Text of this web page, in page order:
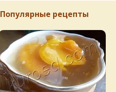
Популярные рецепты